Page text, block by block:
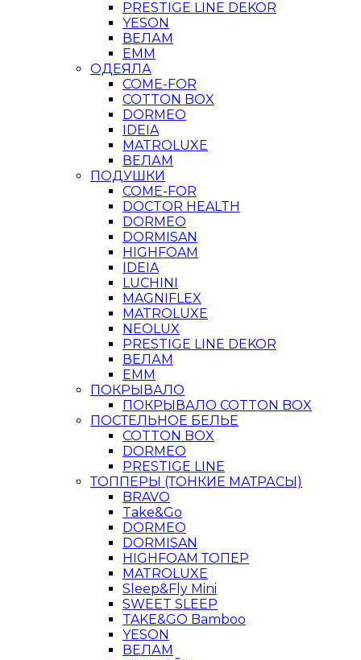
PRESTIGE LINE DEKOR
YESON
ВЕЛАМ
ЕММ
ОДЕЯЛА
COME-FOR
COTTON BOX
DORMEO
IDEIA
MATROLUXE
ВЕЛАМ
ПОДУШКИ
COME-FOR
DOCTOR HEALTH
DORMEO
DORMISAN
HIGHFOAM
IDEIA
LUCHINI
MAGNIFLEX
MATROLUXE
NEOLUX
PRESTIGE LINE DEKOR
ВЕЛАМ
ЕММ
ПОКРЫВАЛО
ПОКРЫВАЛО COTTON BOX
ПОСТЕЛЬНОЕ БЕЛЬЕ
COTTON BOX
DORMEO
PRESTIGE LINE
ТОППЕРЫ (ТОНКИЕ МАТРАСЫ)
BRAVO
Take&Go
DORMEO
DORMISAN
HIGHFOAM ТОПЕР
MATROLUXE
Sleep&Fly Mini
SWEET SLEEP
TAKE&GO Bamboo
YESON
ВЕЛАМ